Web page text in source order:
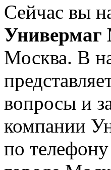
Сейчас вы
Москва. В
вопросы и
компании
по